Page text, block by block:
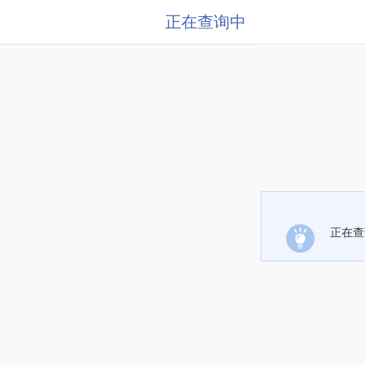
正在查询中
正在